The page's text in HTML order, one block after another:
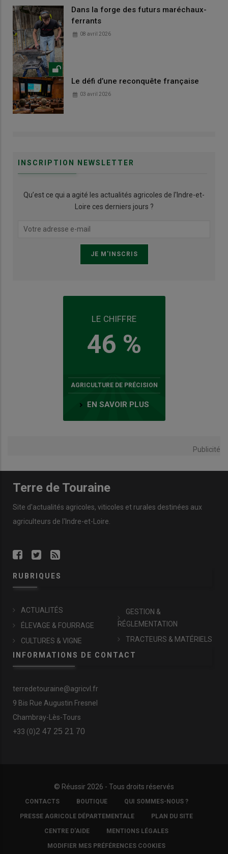
Dans la forge des futurs maréchaux-
ferrants
08 avril 2026
Le défi d’une reconquête française
03 avril 2026
INSCRIPTION NEWSLETTER
Qu’est ce qui a agité les actualités agricoles de l'Indre-et-
Loire ces derniers jours ?
LE CHIFFRE
46 %
AGRICULTURE DE PRÉCISION
EN SAVOIR PLUS
Publicité
Terre de Touraine
Site d'actualités agricoles, viticoles et rurales destinées aux
agriculteurs de l'Indre-et-Loire.
RUBRIQUES
ACTUALITÉS
ÉLEVAGE & FOURRAGE
CULTURES & VIGNE
GESTION &
RÉGLEMENTATION
TRACTEURS & MATÉRIELS
INFORMATIONS DE CONTACT
terredetouraine@agricvl.fr
9 Bis Rue Augustin Fresnel
Chambray-Lès-Tours
+33 (0)2 47 25 21 70
© Réussir 2026 - Tous droits réservés
FOOTER
COPYRIGHT
CONTACTS BOUTIQUE QUI SOMMES-NOUS ?
PRESSE AGRICOLE DÉPARTEMENTALE PLAN DU SITE
CENTRE D'AIDE MENTIONS LÉGALES
MODIFIER MES PRÉFÉRENCES COOKIES